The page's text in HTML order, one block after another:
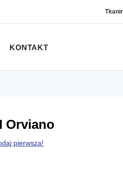
KONTAKT
Orviano
pierwsza!